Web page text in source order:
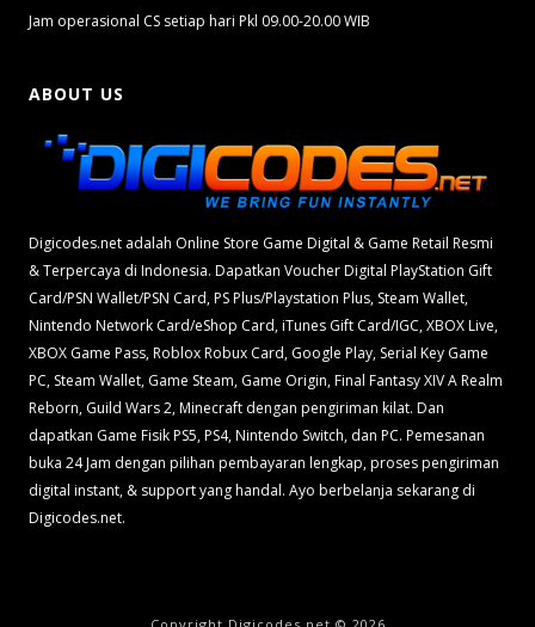
Jam operasional CS setiap hari Pkl 09.00-20.00 WIB
ABOUT US
Digicodes.net adalah Online Store Game Digital & Game Retail Resmi
& Terpercaya di Indonesia. Dapatkan Voucher Digital PlayStation Gift
Card/PSN Wallet/PSN Card, PS Plus/Playstation Plus, Steam Wallet,
Nintendo Network Card/eShop Card, iTunes Gift Card/IGC, XBOX Live,
XBOX Game Pass, Roblox Robux Card, Google Play, Serial Key Game
PC, Steam Wallet, Game Steam, Game Origin, Final Fantasy XIV A Realm
Reborn, Guild Wars 2, Minecraft dengan pengiriman kilat. Dan
dapatkan Game Fisik PS5, PS4, Nintendo Switch, dan PC. Pemesanan
buka 24 Jam dengan pilihan pembayaran lengkap, proses pengiriman
digital instant, & support yang handal. Ayo berbelanja sekarang di
Digicodes.net.